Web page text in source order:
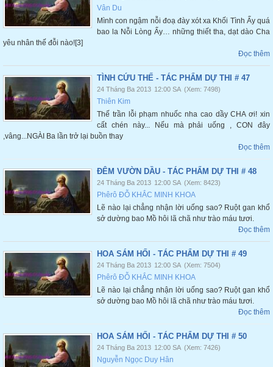
Vân Du
Mình con ngậm nỗi đoạ đày xót xa Khối Tình Ấy quá
bao la Nỗi Lòng Ấy… những thiết tha, dạt dào Cha
yêu nhân thế đỗi nào![3]
Đọc thêm
TÌNH CỨU THẾ - TÁC PHẨM DỰ THI # 47
24 Tháng Ba 2013 12:00 SA (Xem: 7498)
Thiên Kim
Thế trần lỗi phạm nhuốc nha cao dầy CHA ơi! xin
cất chén này... Nếu mà phải uống , CON đây
,vâng...NGÀI Ba lần trở lại buồn thay
Đọc thêm
ĐÊM VƯỜN DẦU - TÁC PHẨM DỰ THI # 48
24 Tháng Ba 2013 12:00 SA (Xem: 8423)
Phêrô ĐỖ KHẮC MINH KHOA
Lẽ nào lại chẳng nhận lời uống sao? Ruột gan khổ
sở dường bao Mồ hôi lã chã như trào máu tươi.
Đọc thêm
HOA SÁM HỐI - TÁC PHẨM DỰ THI # 49
24 Tháng Ba 2013 12:00 SA (Xem: 7504)
Phêrô ĐỖ KHẮC MINH KHOA
Lẽ nào lại chẳng nhận lời uống sao? Ruột gan khổ
sở dường bao Mồ hôi lã chã như trào máu tươi.
Đọc thêm
HOA SÁM HỐI - TÁC PHẨM DỰ THI # 50
24 Tháng Ba 2013 12:00 SA (Xem: 7426)
Nguyễn Ngọc Duy Hân